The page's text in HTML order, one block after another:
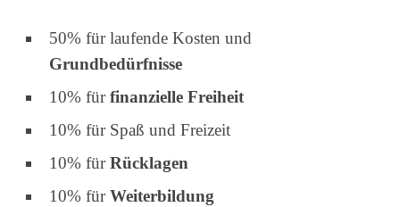
50% für laufende Kosten und
Grundbedürfnisse
10% fürfinanzielle Freiheit
10% für Spaß und Freizeit
10% fürRücklagen
10% fürWeiterbildung